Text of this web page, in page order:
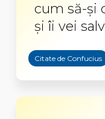
cum să-şi
şi îi vei
Citate de Confucius